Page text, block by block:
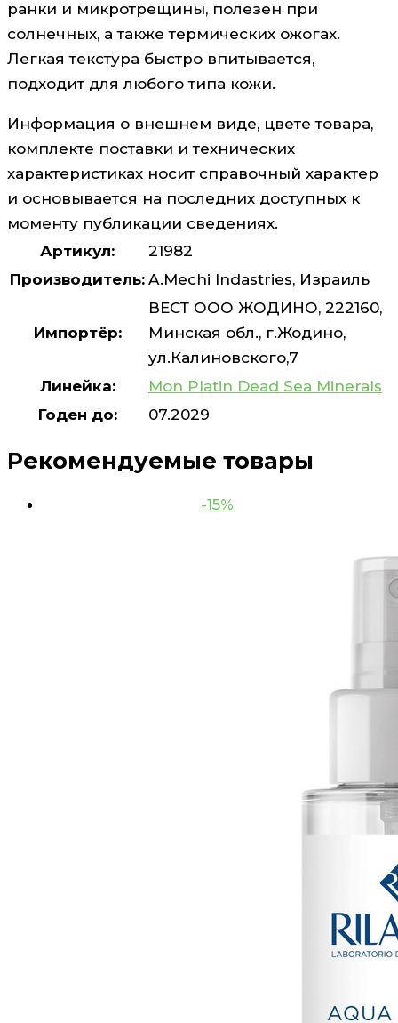
ранки и микротрещины, полезен при
солнечных, а также термических ожогах.
Легкая текстура быстро впитывается,
подходит для любого типа кожи.
Информация о внешнем виде, цвете товара,
комплекте поставки и технических
характеристиках носит справочный характер
и основывается на последних доступных к
моменту публикации сведениях.
Артикул:
21982
Производитель: A.Mechi Indastries, Израиль
Импортёр:
ВЕСТ ООО ЖОДИНО, 222160,
Минская обл., г.Жодино,
ул.Калиновского,7
Линейка:
Mon Platin Dead Sea Minerals
Годен до:
07.2029
Рекомендуемые товары
-15%